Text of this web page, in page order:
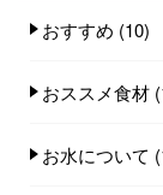
おすすめ (10)
おススメ食材
お水について